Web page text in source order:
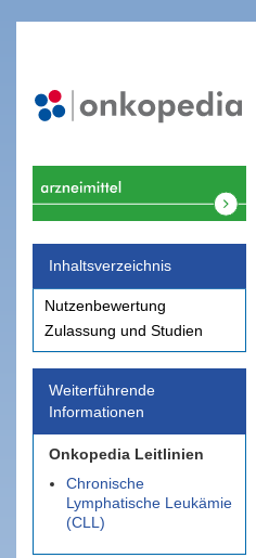
Inhaltsverzeichnis
Nutzenbewertung
Zulassung und Studien
Weiterführende
Informationen
Onkopedia Leitlinien
Chronische
Lymphatische Leukämie
(CLL)